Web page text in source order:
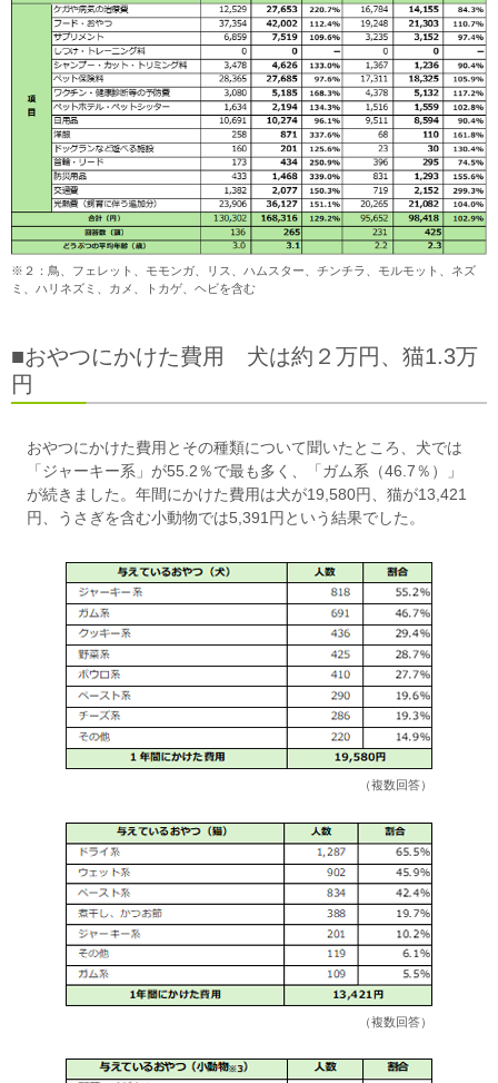
※２：鳥、フェレット、モモンガ、リス、ハムスター、チンチラ、モルモット、ネズ
ミ、ハリネズミ、カメ、トカゲ、ヘビを含む
■おやつにかけた費用 犬は約２万円、猫1.3万
円
おやつにかけた費用とその種類について聞いたところ、犬では
「ジャーキー系」が55.2％で最も多く、「ガム系（46.7％）」
が続きました。年間にかけた費用は犬が19,580円、猫が13,421
円、うさぎを含む小動物では5,391円という結果でした。
（複数回答）
（複数回答）